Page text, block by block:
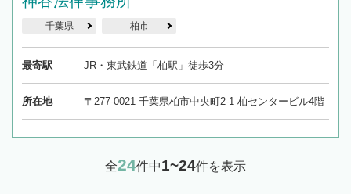
千葉県 柏市
最寄駅 JR・東武鉄道「柏駅」徒歩3分
所在地 〒277-0021 千葉県柏市中央町2-1 柏センタービル4階
全24件中1~24件を表示